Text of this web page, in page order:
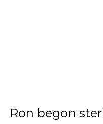
Ron begon